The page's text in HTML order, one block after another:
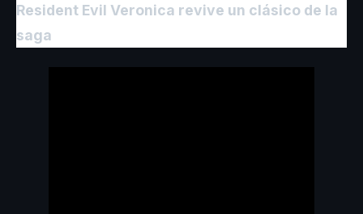
Resident Evil Veronica revive un clásico de la
saga